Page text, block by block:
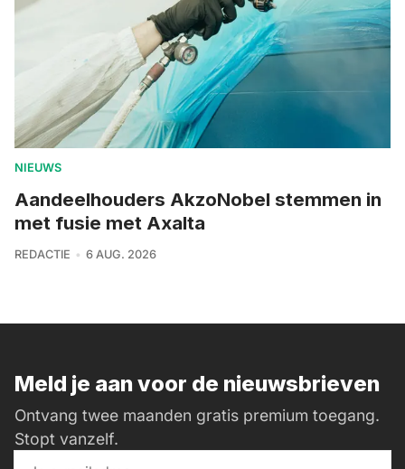
NIEUWS
Aandeelhouders AkzoNobel stemmen in
met fusie met Axalta
REDACTIE 6 AUG. 2026
Meld je aan voor de nieuwsbrieven
Ontvang twee maanden gratis premium toegang.
Stopt vanzelf.